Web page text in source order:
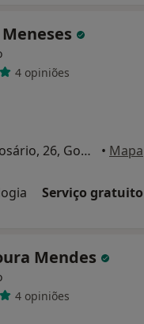
4 opiniões
Rua Nossa Senhora do Rosário, 26, Gondomar • Mapa
Serviço gratuito
Mendes
4 opiniões